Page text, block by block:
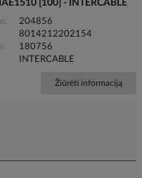
[100] - INTERCABLE
204856
8014212202154
180756
INTERCABLE
Žiūrėti informaciją